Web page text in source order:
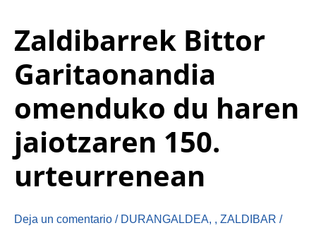
Zaldibarrek Bittor
Garitaonandia
omenduko du haren
jaiotzaren 150.
urteurrenean
Deja un comentario / DURANGALDEA, , ZALDIBAR /